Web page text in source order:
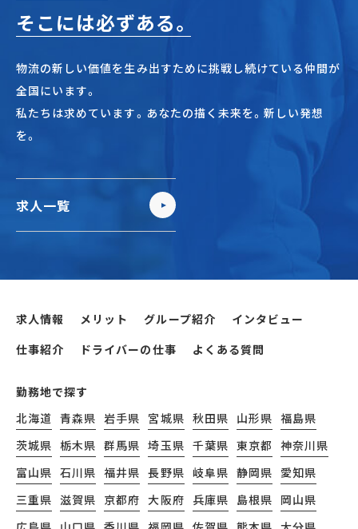
そこには必ずある。
物流の新しい価値を生み出すために挑戦し続けている仲間が
全国にいます。
私たちは求めています。あなたの描く未来を。新しい発想
を。
求人一覧
求人情報 メリット グループ紹介
インタビュー
仕事紹介
ドライバーの仕事 よくある質問
勤務地で探す
北海道 青森県 岩手県 宮城県 秋田県 山形県 福島県
茨城県 栃木県 群馬県 埼玉県 千葉県 東京都 神奈川県
富山県 石川県 福井県 長野県 岐阜県 静岡県 愛知県
三重県 滋賀県 京都府 大阪府 兵庫県 島根県 岡山県